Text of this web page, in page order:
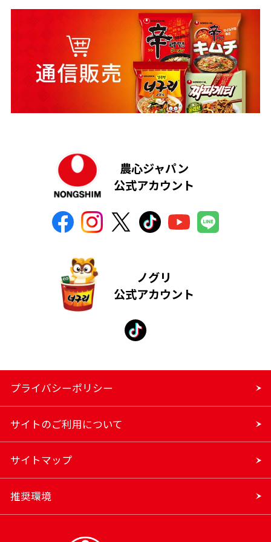
農心ジャパン
公式アカウント
ノグリ
公式アカウント
プライバシーポリシー
サイトのご利用について
サイトマップ
推奨環境